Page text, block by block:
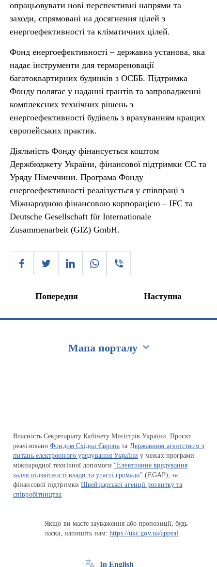
опрацьовувати нові перспективні напрями та
заходи, спрямовані на досягнення цілей з
енергоефективності та кліматичних цілей.
Фонд енергоефективності – державна установа, яка
надає інструменти для термореновації
багатоквартирних будинків з ОСББ. Підтримка
Фонду полягає у наданні грантів та запровадженні
комплексних технічних рішень з
енергоефективності будівель з врахуванням кращих
європейських практик.
Діяльність Фонду фінансується коштом
Держбюджету України, фінансової підтримки ЄС та
Уряду Німеччини. Програма Фонду
енергоефективності реалізується у співпраці з
Міжнародною фінансовою корпорацією – IFC та
Deutsche Gesellschaft für Internationale
Zusammenarbeit (GIZ) GmbH.
Попередня Наступна
Мапа порталу
Власність Секретаріату Кабінету Міністрів України. Проєкт
реалізованоФондом Східна Європа та Державним агентством з
питань електронного урядування України у межах програми
міжнародної технічної допомоги "Електронне врядування
задля підзвітності влади та участі громади" (EGAP), за
фінансової підтримкиШвейцарської агенції розвитку та
співробітництва
Якщо ви маєте зауваження або пропозиції, будь
ласка, напишіть нам:https://ukc.gov.ua/appeal
In English